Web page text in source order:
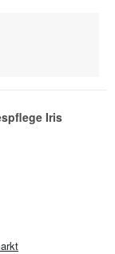
Iris